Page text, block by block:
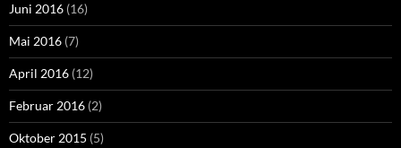
Juni 2016 (16)
Mai 2016 (7)
April 2016 (12)
Februar 2016 (2)
Oktober 2015 (5)